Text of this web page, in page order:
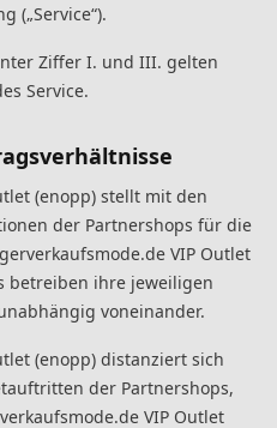
(„Service“).
Ziffer I. und III. gelten
Service.
(enopp) stellt mit den
der Partnershops für die
VIP Outlet
betreiben ihre jeweiligen
voneinander.
(enopp) distanziert sich
der Partnershops,
VIP Outlet